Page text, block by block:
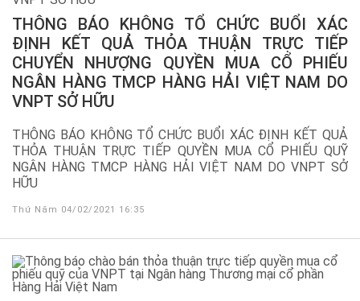
THÔNG BÁO KHÔNG TỔ CHỨC BUỔI XÁC
ĐỊNH KẾT QUẢ THỎA THUẬN TRỰC TIẾP
CHUYỂN NHƯỢNG QUYỀN MUA CỔ PHIẾU
NGÂN HÀNG TMCP HÀNG HẢI VIỆT NAM DO
VNPT SỞ HỮU
THÔNG BÁO KHÔNG TỔ CHỨC BUỔI XÁC ĐỊNH KẾT QUẢ
THỎA THUẬN TRỰC TIẾP QUYỀN MUA CỔ PHIẾU QUỸ
NGÂN HÀNG TMCP HÀNG HẢI VIỆT NAM DO VNPT SỞ
HỮU
Thứ Năm 04/02/2021 16:35